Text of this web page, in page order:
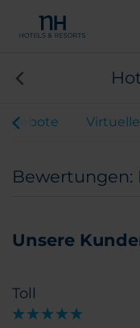
Bewertungen:
Unsere
Toll